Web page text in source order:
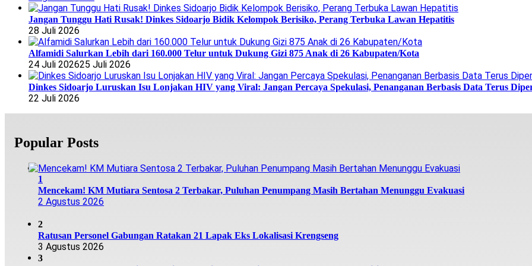
Jangan Tunggu Hati Rusak! Dinkes Sidoarjo Bidik Kelompok Berisiko, Perang Terbuka Lawan Hepatitis
28 Juli 2026
Alfamidi Salurkan Lebih dari 160.000 Telur untuk Dukung Gizi 875 Anak di 26 Kabupaten/Kota
24 Juli 202625 Juli 2026
Dinkes Sidoarjo Luruskan Isu Lonjakan HIV yang Viral: Jangan Percaya Spekulasi, Penanganan Berbasis Data Terus
22 Juli 2026
Popular Posts
1
Mencekam! KM Mutiara Sentosa 2 Terbakar, Puluhan Penumpang Masih Bertahan Menunggu Evakuasi
2 Agustus 2026
2
Ratusan Personel Gabungan Ratakan 21 Lapak Eks Lokalisasi Krengseng
3 Agustus 2026
3